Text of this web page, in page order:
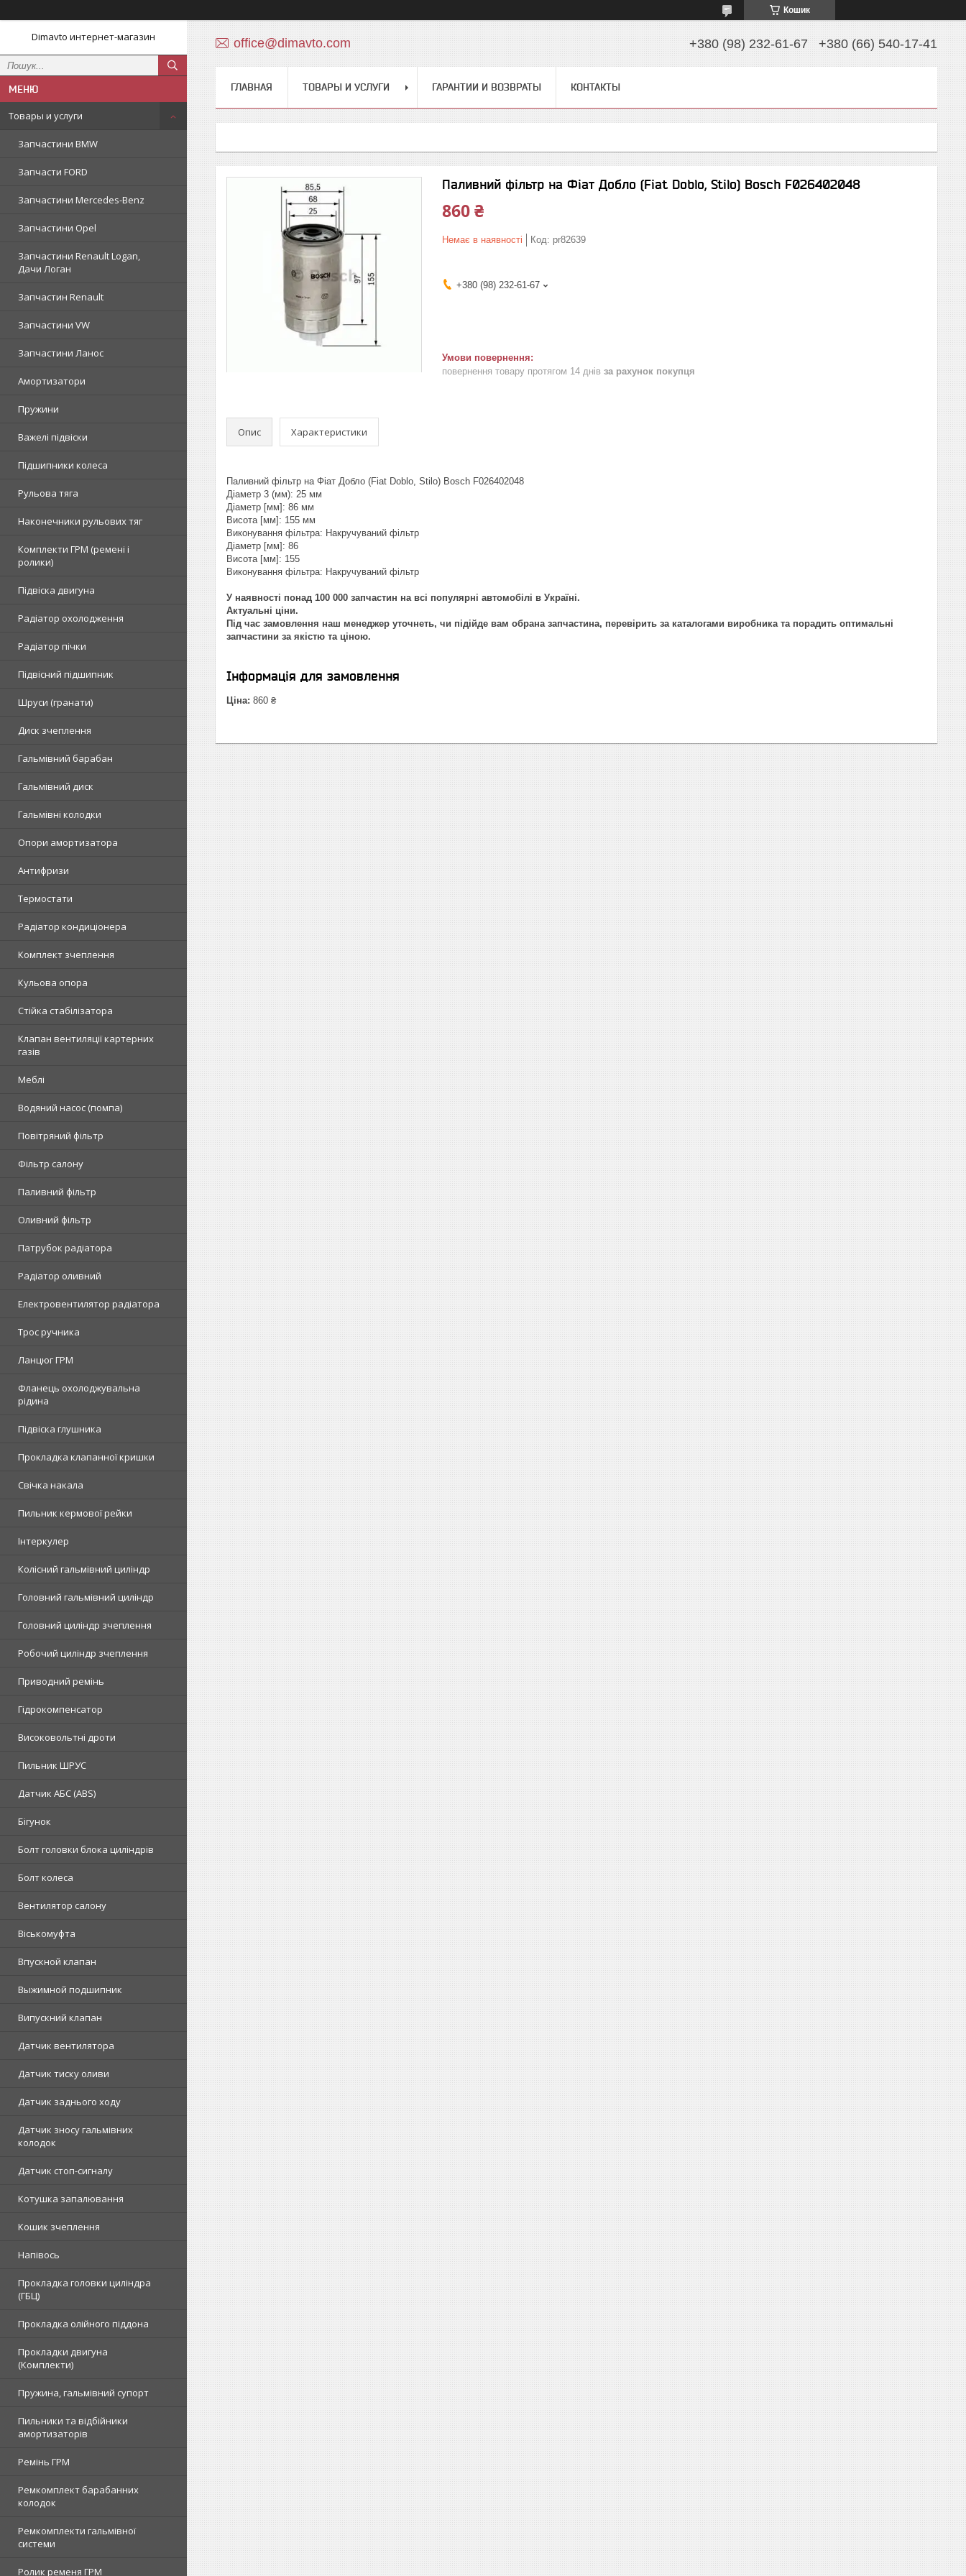
Кошик
Dimavto интернет-магазин
Товары и услуги
Запчастини BMW
Запчасти FORD
Запчастини Mercedes-Benz
Запчастини Opel
Запчастини Renault Logan,
Дачи Логан
Запчастин Renault
Запчастини VW
Запчастини Ланос
Амортизатори
Пружини
Важелі підвіски
Підшипники колеса
Рульова тяга
Наконечники рульових тяг
Комплекти ГРМ (ремені і
ролики)
Підвіска двигуна
Радіатор охолодження
Радіатор пічки
Підвісний підшипник
Шруси (гранати)
Диск зчеплення
Гальмівний барабан
Гальмівний диск
Гальмівні колодки
Опори амортизатора
Антифризи
Термостати
Радіатор кондиціонера
Комплект зчеплення
Кульова опора
Стійка стабілізатора
Клапан вентиляції картерних
газів
Меблі
Водяний насос (помпа)
Повітряний фільтр
Фільтр салону
Паливний фільтр
Оливний фільтр
Патрубок радіатора
Радіатор оливний
Електровентилятор радіатора
Трос ручника
Ланцюг ГРМ
Фланець охолоджувальна
рідина
Підвіска глушника
Прокладка клапанної кришки
Свічка накала
Пильник кермової рейки
Інтеркулер
Колісний гальмівний циліндр
Головний гальмівний циліндр
Головний циліндр зчеплення
Робочий циліндр зчеплення
Приводний ремінь
Гідрокомпенсатор
Високовольтні дроти
Пильник ШРУС
Датчик АБС (ABS)
Бігунок
Болт головки блока циліндрів
Болт колеса
Вентилятор салону
Віськомуфта
Впускной клапан
Выжимной подшипник
Випускний клапан
Датчик вентилятора
Датчик тиску оливи
Датчик заднього ходу
Датчик зносу гальмівних
колодок
Датчик стоп-сигналу
Котушка запалювання
Кошик зчеплення
Напівось
Прокладка головки циліндра
(ГБЦ)
Прокладка олійного піддона
Прокладки двигуна
(Комплекти)
Пружина, гальмівний супорт
Пильники та відбійники
амортизаторів
Ремінь ГРМ
Ремкомплект барабанних
колодок
Ремкомплекти гальмівної
системи
Ролик ременя ГРМ
office@dimavto.com +380 (98) 232-61-67 +380 (66) 540-17-41
ГЛАВНАЯ ТОВАРЫ И УСЛУГИ ГАРАНТИИ И ВОЗВРАТЫ КОНТАКТЫ
Паливний фільтр на Фіат Добло (Fiat Doblo, Stilo) Bosch F026402048
860 ₴
Немає в наявності Код: pr82639
+380 (98) 232-61-67
повернення товару протягом 14 днів за рахунок покупця
Опис Характеристики
Паливний фільтр на Фіат Добло (Fiat Doblo, Stilo) Bosch F026402048
Діаметр 3 (мм): 25 мм
Діаметр [мм]: 86 мм
Висота [мм]: 155 мм
Виконування фільтра: Накручуваний фільтр
Діаметр [мм]: 86
Висота [мм]: 155
Виконування фільтра: Накручуваний фільтр
У наявності понад 100 000 запчастин на всі популярні автомобілі в Україні.
Актуальні ціни.
Під час замовлення наш менеджер уточнеть, чи підійде вам обрана запчастина, перевірить за каталогами виробника та порадить оптимальні
запчастини за якістю та ціною.
Інформація для замовлення
Ціна: 860 ₴